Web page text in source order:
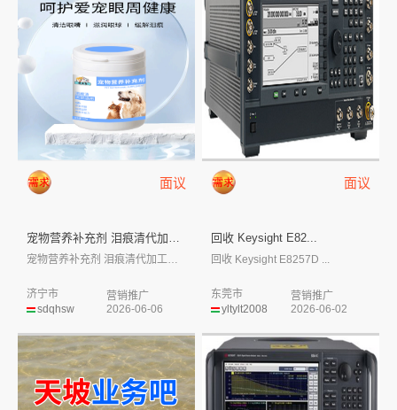
面议
宠物营养补充剂 泪痕清代加工生产厂家OE...
sdqhsw
济宁市
营销推广
2026-06-06
面议
回收 Keysight E82...
回收 Keysight E8257D ...
yltylt2008
东莞市
营销推广
2026-06-02